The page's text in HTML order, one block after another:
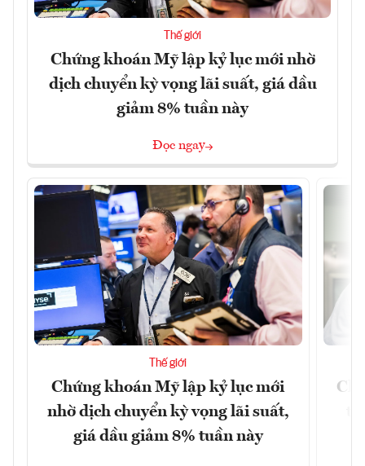
Thế giới
Chứng khoán Mỹ lập kỷ lục mới nhờ
dịch chuyển kỳ vọng lãi suất, giá dầu
giảm 8% tuần này
Đọc ngay
Thế giới
Chứng khoán Mỹ lập kỷ lục mới
nhờ dịch chuyển kỳ vọng lãi suất,
giá dầu giảm 8% tuần này